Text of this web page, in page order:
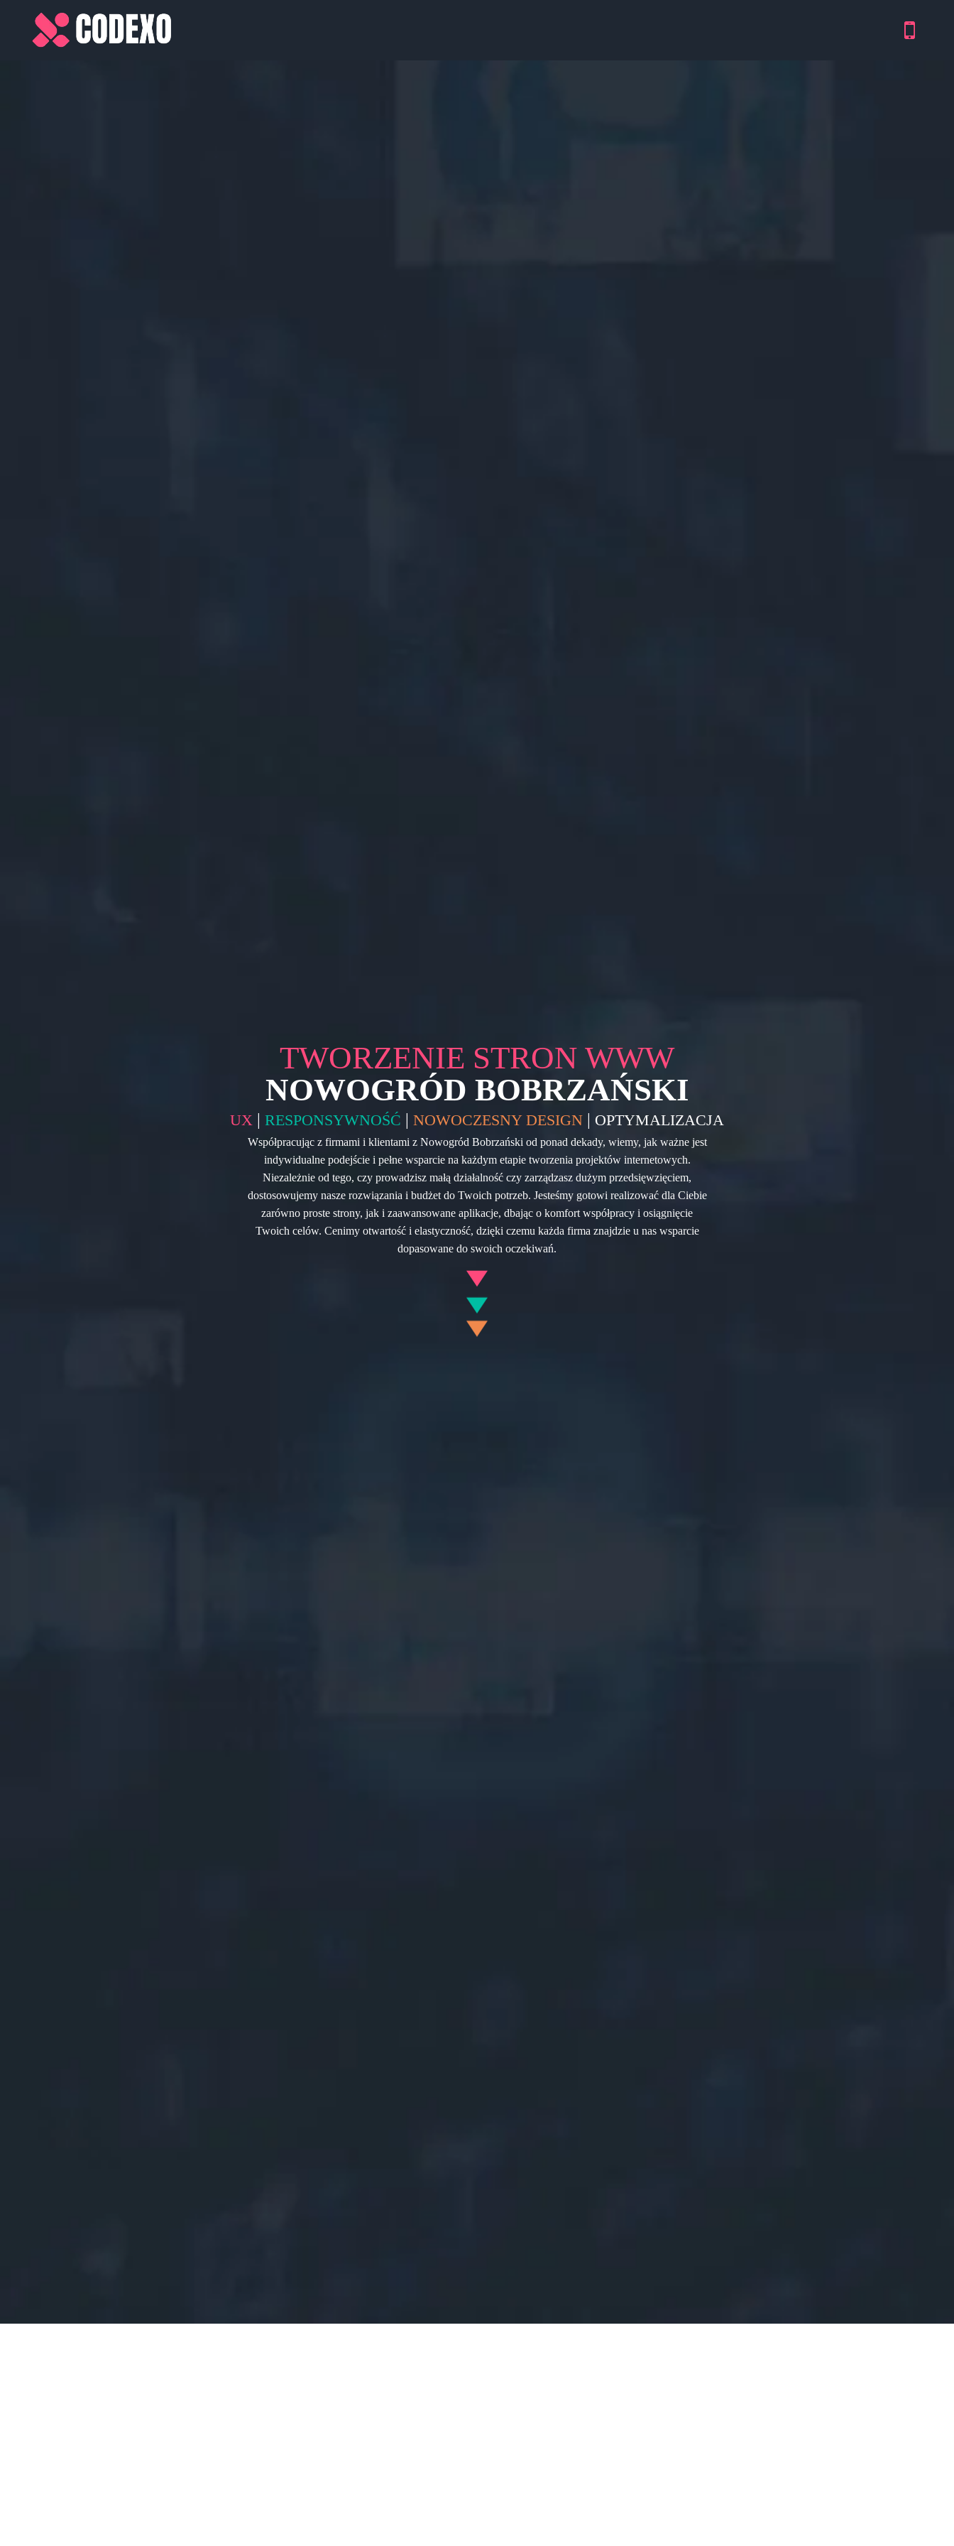
TWORZENIE STRON WWW
NOWOGRÓD BOBRZAŃSKI
UX | RESPONSYWNOŚĆ | NOWOCZESNY DESIGN | OPTYMALIZACJA
Współpracując z firmami i klientami z Nowogród Bobrzański od ponad dekady, wiemy, jak ważne jest
indywidualne podejście i pełne wsparcie na każdym etapie tworzenia projektów internetowych.
Niezależnie od tego, czy prowadzisz małą działalność czy zarządzasz dużym przedsięwzięciem,
dostosowujemy nasze rozwiązania i budżet do Twoich potrzeb. Jesteśmy gotowi realizować dla Ciebie
zarówno proste strony, jak i zaawansowane aplikacje, dbając o komfort współpracy i osiągnięcie
Twoich celów. Cenimy otwartość i elastyczność, dzięki czemu każda firma znajdzie u nas wsparcie
dopasowane do swoich oczekiwań.